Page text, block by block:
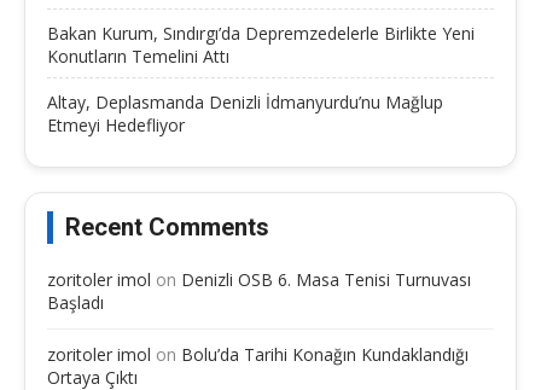
Bakan Kurum, Sındırgı’da Depremzedelerle Birlikte Yeni
Konutların Temelini Attı
Altay, Deplasmanda Denizli İdmanyurdu’nu Mağlup
Etmeyi Hedefliyor
Recent Comments
zoritoler imol on Denizli OSB 6. Masa Tenisi Turnuvası
Başladı
zoritoler imol on Bolu’da Tarihi Konağın Kundaklandığı
Ortaya Çıktı